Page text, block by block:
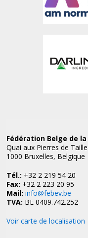
Fédération Belge de
Quai aux Pierres de
1000 Bruxelles, Belgique
Tél.: +32 2 219 54 20
Fax: +32 2 223 20 95
Mail: info@febev.be
TVA: BE 0409.742.252
Voir carte de localisation